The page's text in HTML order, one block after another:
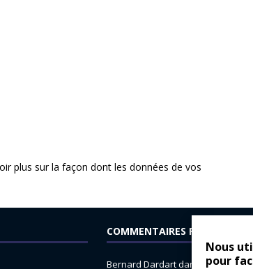
Nous
pour
plus sur la façon dont les données de vos
COMMENTAIRES RÉCENTS
Bernard Dardartdans Dacia